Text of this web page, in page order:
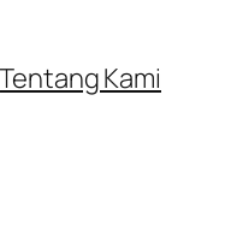
Tentang Kami